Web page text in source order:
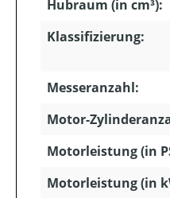
Hubraum (in cm³):
Klassifizierung:
Messeranzahl:
Motor-
Motorleistung (in
Motorleistung (in